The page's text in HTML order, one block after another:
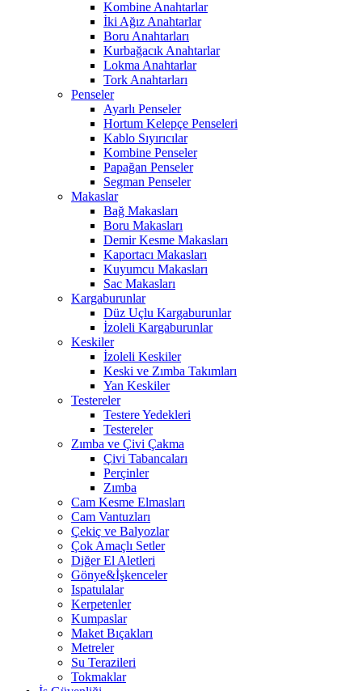
Kombine Anahtarlar
İki Ağız Anahtarlar
Boru Anahtarları
Kurbağacık Anahtarlar
Lokma Anahtarlar
Tork Anahtarları
Penseler
Ayarlı Penseler
Hortum Kelepçe Penseleri
Kablo Sıyırıcılar
Kombine Penseler
Papağan Penseler
Segman Penseler
Makaslar
Bağ Makasları
Boru Makasları
Demir Kesme Makasları
Kaportacı Makasları
Kuyumcu Makasları
Sac Makasları
Kargaburunlar
Düz Uçlu Kargaburunlar
İzoleli Kargaburunlar
Keskiler
İzoleli Keskiler
Keski ve Zımba Takımları
Yan Keskiler
Testereler
Testere Yedekleri
Testereler
Zımba ve Çivi Çakma
Çivi Tabancaları
Perçinler
Zımba
Cam Kesme Elmasları
Cam Vantuzları
Çekiç ve Balyozlar
Çok Amaçlı Setler
Diğer El Aletleri
Gönye&İşkenceler
Ispatulalar
Kerpetenler
Kumpaslar
Maket Bıçakları
Metreler
Su Terazileri
Tokmaklar